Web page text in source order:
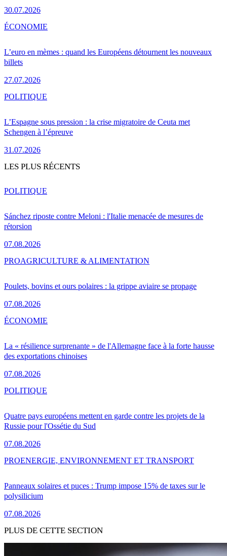
30.07.2026
L’euro en mèmes : quand les Européens détournent les nouveaux
billets
27.07.2026
ÉCONOMIE
L’Espagne sous pression : la crise migratoire de Ceuta met
Schengen à l’épreuve
31.07.2026
POLITIQUE
LES PLUS RÉCENTS
Sánchez riposte contre Meloni : l'Italie menacée de mesures de
rétorsion
07.08.2026
POLITIQUE
Poulets, bovins et ours polaires : la grippe aviaire se propage
07.08.2026
PROAGRICULTURE & ALIMENTATION
La « résilience surprenante » de l'Allemagne face à la forte hausse
des exportations chinoises
07.08.2026
ÉCONOMIE
Quatre pays européens mettent en garde contre les projets de la
Russie pour l'Ossétie du Sud
07.08.2026
POLITIQUE
Panneaux solaires et puces : Trump impose 15% de taxes sur le
polysilicium
07.08.2026
PROENERGIE, ENVIRONNEMENT ET TRANSPORT
PLUS DE CETTE SECTION